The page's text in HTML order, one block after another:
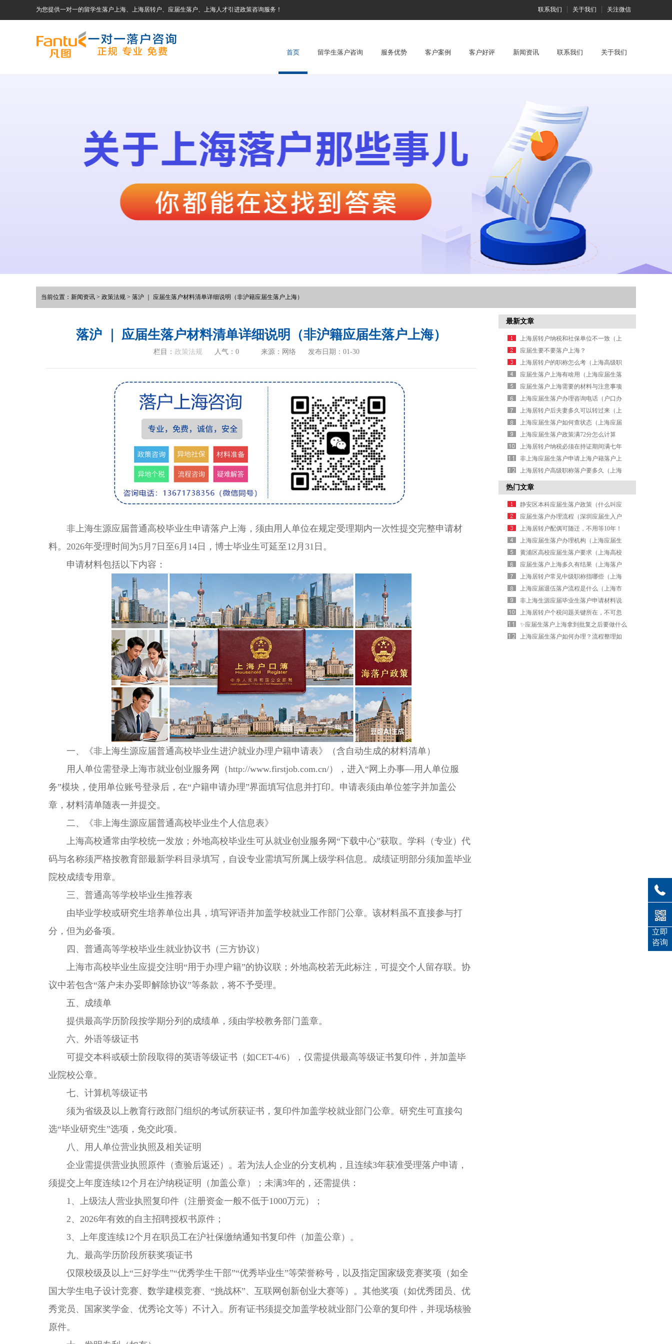
为您提供一对一的留学生落户上海、上海居转户、应届生落户、上海人才引进政策咨询服务！ 联系我们 关于我们 关注微信
首页 留学生落户咨询 服务优势 客户案例 客户好评 新闻资讯 联系我们 关于我们
当前位置： 新闻资讯 > 政策法规 > 落沪 ｜ 应届生落户材料清单详细说明（非沪籍应届生落户上海）
落沪 ｜ 应届生落户材料清单详细说明（非沪籍应届生落户上海）
栏目： 政策法规 人气： 0 来源：网络 发布日期：01-30
非上海生源应届普通高校毕业生申请落户上海，须由用人单位在规定受理期内一次性提交完整申请材
料。2026年受理时间为5月7日至6月14日，博士毕业生可延至12月31日。
申请材料包括以下内容：
一、《非上海生源应届普通高校毕业生进沪就业办理户籍申请表》（含自动生成的材料清单）
用人单位需登录上海市就业创业服务网（http://www.firstjob.com.cn/），进入“网上办事—用人单位服
务”模块，使用单位账号登录后，在“户籍申请办理”界面填写信息并打印。申请表须由单位签字并加盖公
章，材料清单随表一并提交。
二、《非上海生源应届普通高校毕业生个人信息表》
上海高校通常由学校统一发放；外地高校毕业生可从就业创业服务网“下载中心”获取。学科（专业）代
码与名称须严格按教育部最新学科目录填写，自设专业需填写所属上级学科信息。成绩证明部分须加盖毕业
院校成绩专用章。
三、普通高等学校毕业生推荐表
由毕业学校或研究生培养单位出具，填写评语并加盖学校就业工作部门公章。该材料虽不直接参与打
分，但为必备项。
四、普通高等学校毕业生就业协议书（三方协议）
上海市高校毕业生应提交注明“用于办理户籍”的协议联；外地高校若无此标注，可提交个人留存联。协
议中若包含“落户未办妥即解除协议”等条款，将不予受理。
五、成绩单
提供最高学历阶段按学期分列的成绩单，须由学校教务部门盖章。
六、外语等级证书
可提交本科或硕士阶段取得的英语等级证书（如CET-4/6），仅需提供最高等级证书复印件，并加盖毕
业院校公章。
七、计算机等级证书
须为省级及以上教育行政部门组织的考试所获证书，复印件加盖学校就业部门公章。研究生可直接勾
选“毕业研究生”选项，免交此项。
八、用人单位营业执照及相关证明
企业需提供营业执照原件（查验后返还）。若为法人企业的分支机构，且连续3年获准受理落户申请，
须提交上年度连续12个月在沪纳税证明（加盖公章）；未满3年的，还需提供：
1、上级法人营业执照复印件（注册资金一般不低于1000万元）；
2、2026年有效的自主招聘授权书原件；
3、上年度连续12个月在职员工在沪社保缴纳通知书复印件（加盖公章）。
九、最高学历阶段所获奖项证书
仅限校级及以上“三好学生”“优秀学生干部”“优秀毕业生”等荣誉称号，以及指定国家级竞赛奖项（如全
国大学生电子设计竞赛、数学建模竞赛、“挑战杯”、互联网创新创业大赛等）。其他奖项（如优秀团员、优
秀党员、国家奖学金、优秀论文等）不计入。所有证书须提交加盖学校就业部门公章的复印件，并现场核验
原件。
最新文章
上海居转户纳税和社保单位不一致（上
海外来从业人员综合保险转社保）
应届生要不要落户上海？
上海居转户的职称怎么考（上海高级职
称申请居转户）
应届生落户上海有啥用（上海应届生落
户几年有效）
应届生落户上海需要的材料与注意事项
一览（上海落户 应届生）
上海应届生落户办理咨询电话（户口办
理咨询电话）
上海居转户后夫妻多久可以转过来（上
海居转户要多久）
上海应届生落户如何查状态（上海应届
生落户公示在哪看）
上海应届生落户政策满72分怎么计算
的？（上海落户72分政策）
上海居转户纳税必须在持证期间满七年
吗？（上海居转户预审多久有回复）
非上海应届生落户申请上海户籍落户上
海办法（应届生回户籍所在地考研）
上海居转户高级职称落户要多久（上海
中级职称落户）
热门文章
静安区本科应届生落户政策（什么叫应
届生毕业生）
应届生落户办理流程（深圳应届生入户
新政策）
上海居转户配偶可随迁，不用等10年！
上海应届生落户办理机构（上海应届生
落户）
黄浦区高校应届生落户要求（上海高校
硕士应届生落户上海条件）
应届生落户上海多久有结果（上海落户
申请提交后要多久出结果）
上海居转户常见中级职称指哪些（上海
居转户没有中级职称怎么办）
上海应届退伍落户流程是什么（上海市
应届毕业生落户政策）
非上海生源应届毕业生落户申请材料说
明（应届生上海落户条件）
上海居转户个税问题关键所在，不可忽
视！（上海居转户落户流程）
✨应届生落户上海拿到批复之后要做什么
⬇️（落户上海拿到批复后怎么办）
上海应届生落户如何办理？流程整理如
立即
咨询